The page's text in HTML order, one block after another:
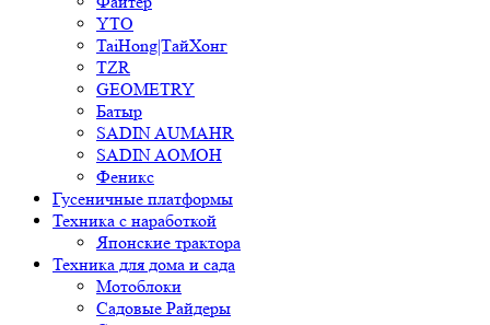
YTO
TaiHong|ТайХонг
TZR
GEOMETRY
Батыр
SADIN AUMAHR
SADIN AOMOH
Феникс
Гусеничные платформы
Техника с наработкой
Японские трактора
Техника для дома и сада
Мотоблоки
Садовые Райдеры